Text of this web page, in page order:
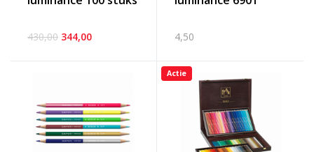
430,00 344,00 4,50
Actie